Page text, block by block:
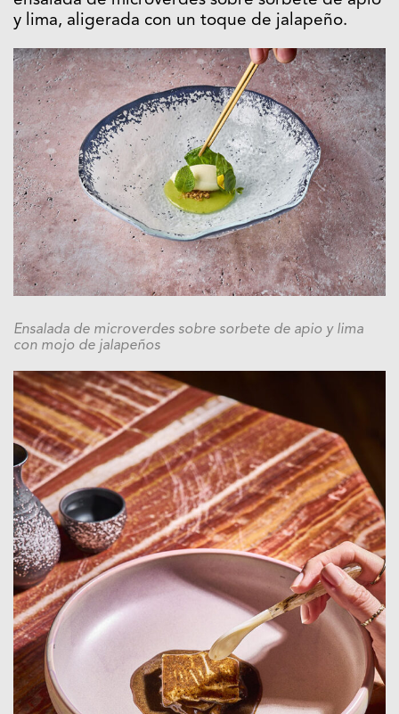
y lima, aligerada con un toque de jalapeño.
Ensalada de microverdes sobre sorbete de apio y lima
con mojo de jalapeños